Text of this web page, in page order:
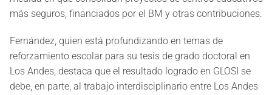
más seguros, financiados por el BM y otras contribuciones.
Fernández, quien está profundizando en temas de
reforzamiento escolar para su tesis de grado doctoral en
Los Andes, destaca que el resultado logrado en GLOSI se
debe, en parte, al trabajo interdisciplinario entre Los Andes